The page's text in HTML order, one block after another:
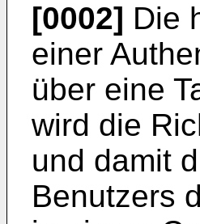
[0002] Die
einer
über eine
wird die
und damit
Benutzers